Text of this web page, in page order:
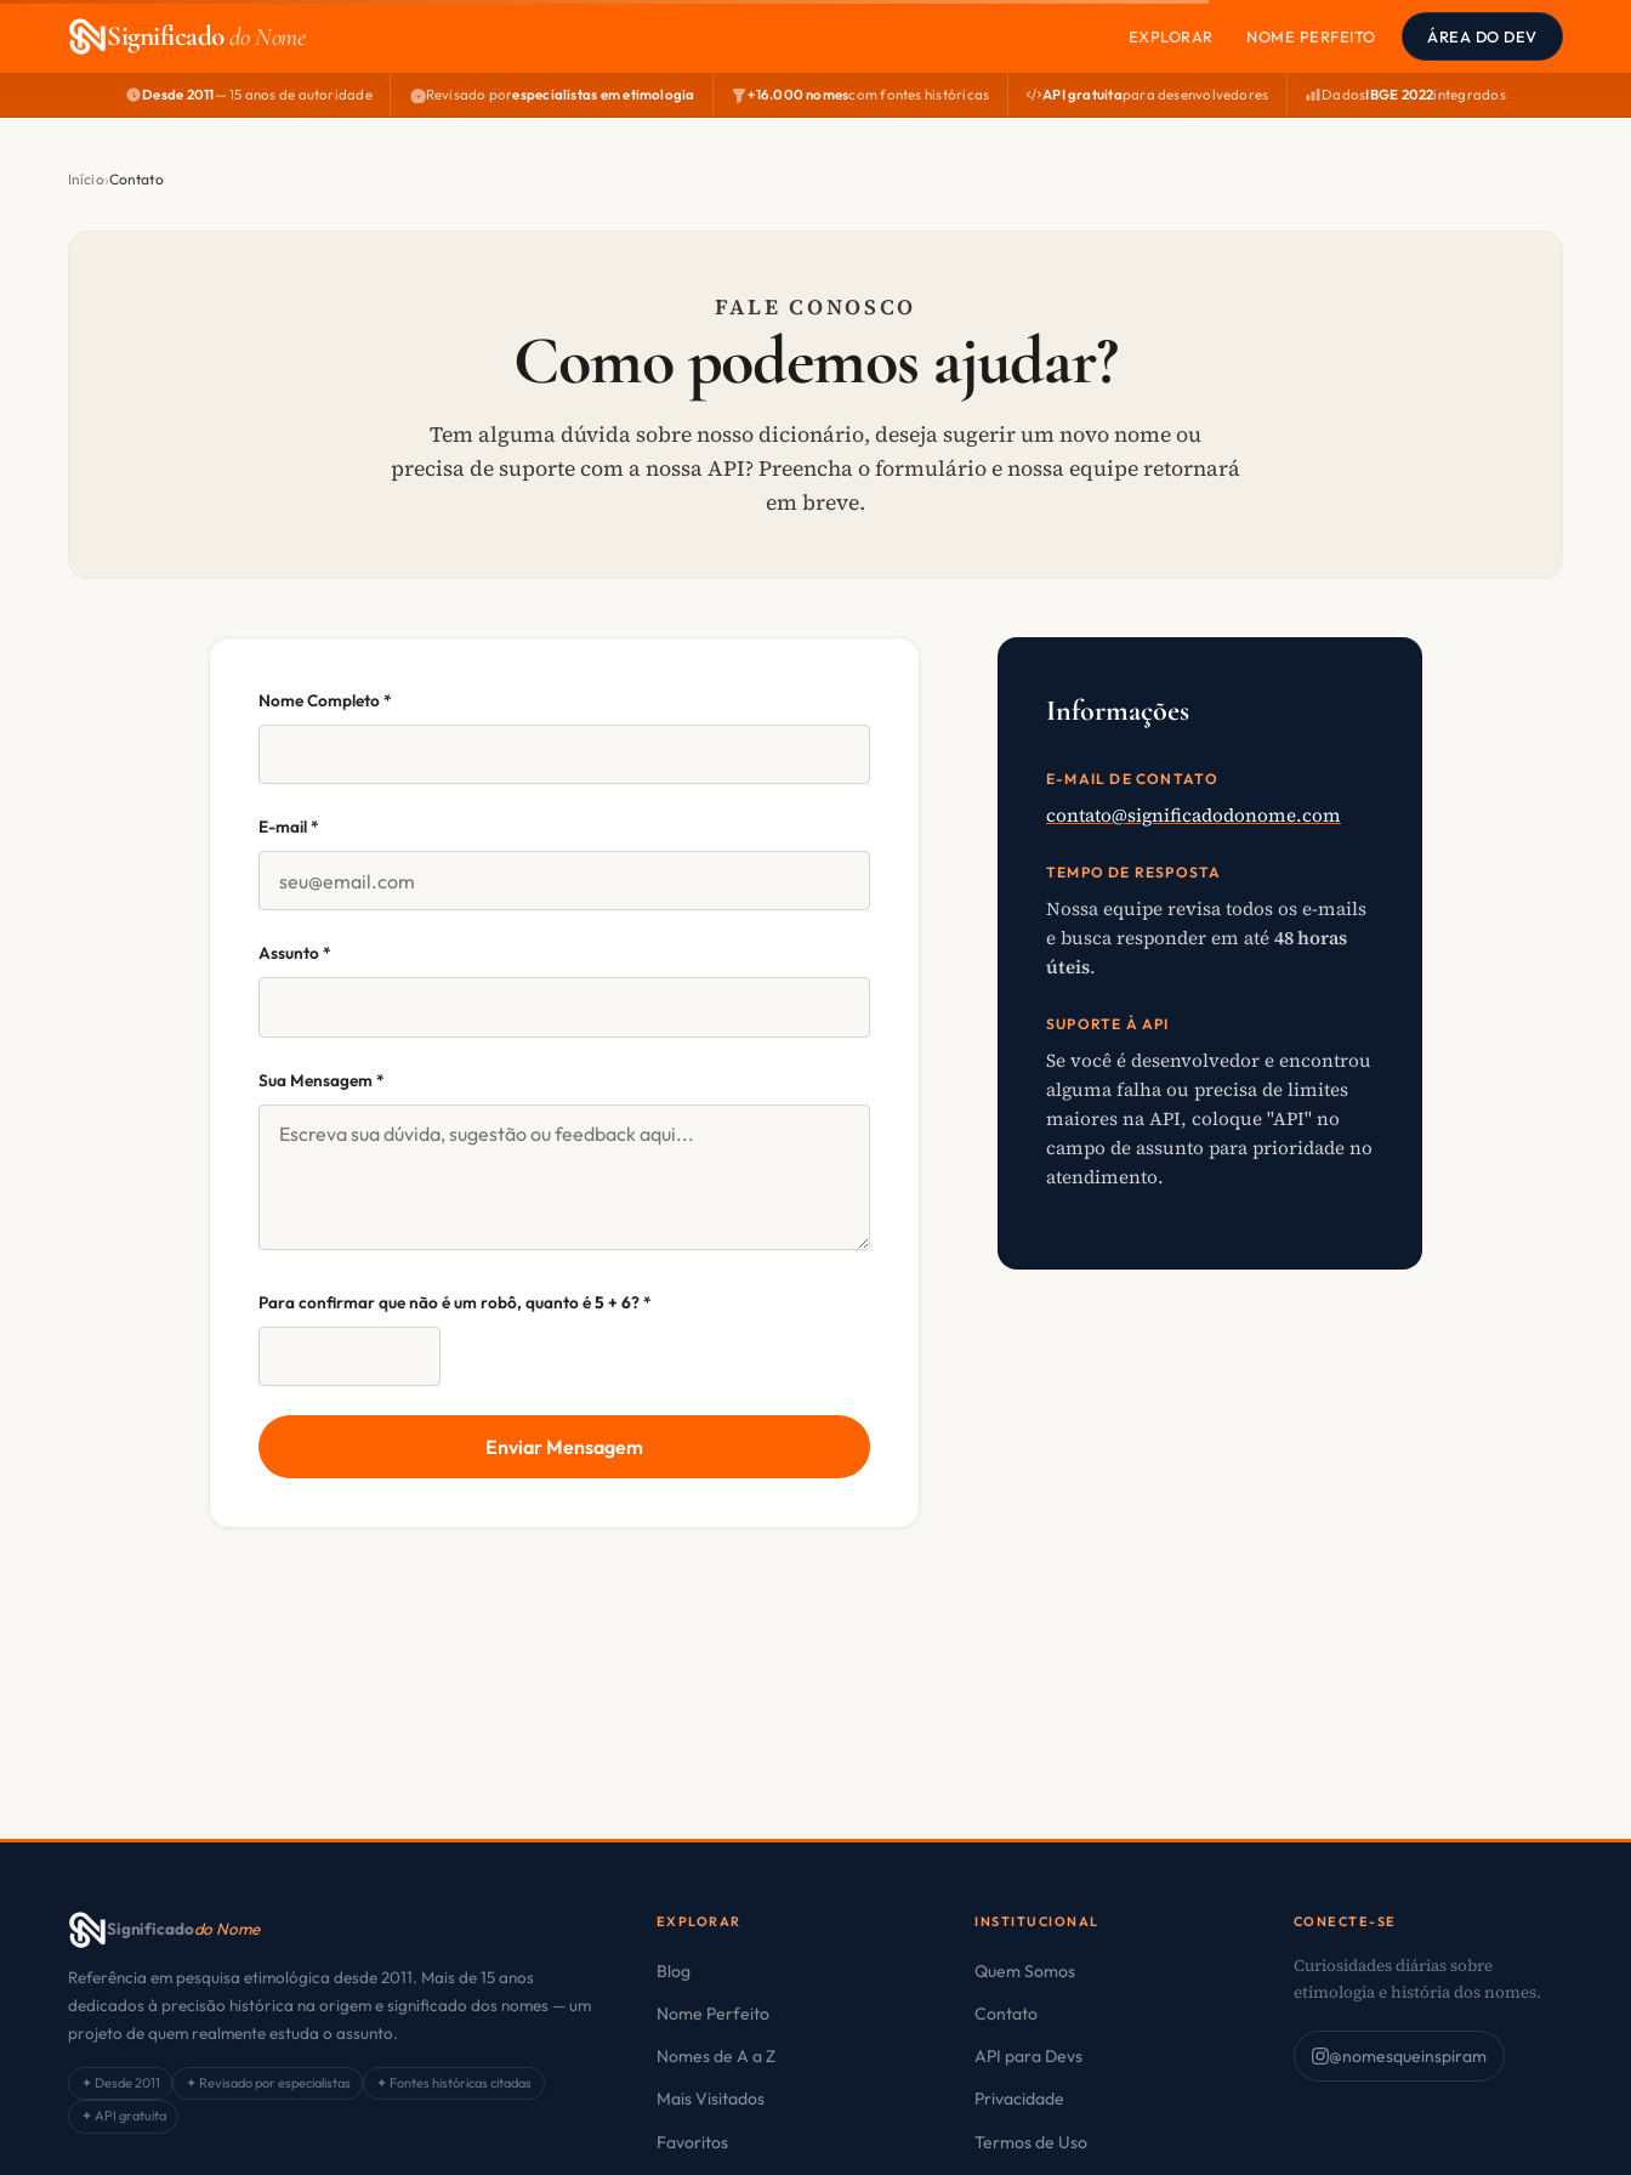
Significadodo Nome EXPLORAR NOME PERFEITO ÁREA DO DEV
Desde 2011— 15 anos de autoridade Revisado porespecialistas em etimologia +16.000 nomescom fontes históricas API gratuitapara desenvolvedores DadosIBGE 2022integrados
Início Contato
FALE CONOSCO
Como podemos ajudar?
Tem alguma dúvida sobre nosso dicionário, deseja sugerir um novo nome ou
precisa de suporte com a nossa API? Preencha o formulário e nossa equipe retornará
em breve.
Nome Completo *
E-mail *
Assunto *
Sua Mensagem *
Para confirmar que não é um robô, quanto é5 + 6? *
Enviar Mensagem
Informações
E-MAIL DE CONTATO
contato@significadodonome.com
TEMPO DE RESPOSTA
Nossa equipe revisa todos os e-mails
e busca responder em até48 horas
úteis.
SUPORTE À API
Se você é desenvolvedor e encontrou
alguma falha ou precisa de limites
maiores na API, coloque "API" no
campo de assunto para prioridade no
atendimento.
Significadodo Nome
Referência em pesquisa etimológica desde 2011. Mais de 15 anos
dedicados à precisão histórica na origem e significado dos nomes — um
projeto de quem realmente estuda o assunto.
✦ Desde 2011 ✦ Revisado por especialistas
✦ Fontes históricas citadas
✦ API gratuita
EXPLORAR
Blog
Nome Perfeito
Nomes de A a Z
Mais Visitados
Favoritos
INSTITUCIONAL
Quem Somos
Contato
API para Devs
Privacidade
Termos de Uso
CONECTE-SE
Curiosidades diárias sobre
etimologia e história dos nomes.
@nomesqueinspiram